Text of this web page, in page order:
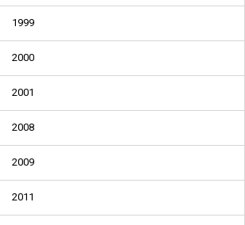
1999
2000
2001
2008
2009
2011